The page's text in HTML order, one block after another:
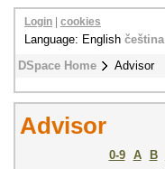
DSpace Home Advisor
Login cookies
Language: English čeština
Advisor
0-9 A B